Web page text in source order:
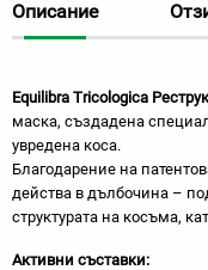
Описание
Equilibra Tricologica
маска, създадена
увредена коса.
Благодарение на
действа в дълбочина –
структурата на косъма,
Активни съставки: